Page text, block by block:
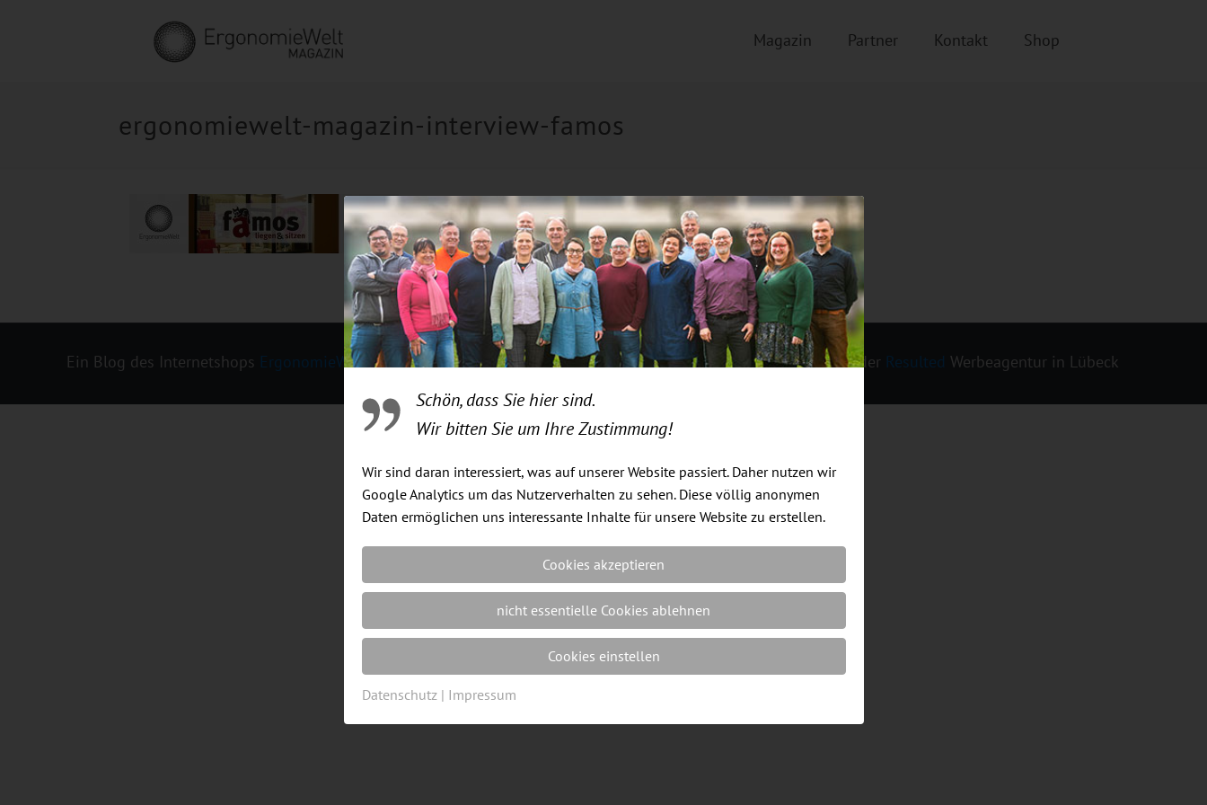
Magazin Partner Kontakt Shop
ergonomiewelt-magazin-interview-famos
Ein Blog des Internetshops ErgonomieWelt.de Impressum| Datenschutz|Cookie Einstellungen | Webdesign von der Resulted Werbeagentur in Lübeck
Schön, dass Sie hier sind.
Wir bitten Sie um Ihre Zustimmung!
Wir sind daran interessiert, was auf unserer Website passiert. Daher nutzen wir
Google Analytics um das Nutzerverhalten zu sehen. Diese völlig anonymen
Daten ermöglichen uns interessante Inhalte für unsere Website zu erstellen.
Cookies akzeptieren
nicht essentielle Cookies ablehnen
Cookies einstellen
Datenschutz| Impressum